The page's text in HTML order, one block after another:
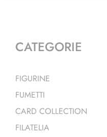
CATEGORIE
FIGURINE
FUMETTI
CARD COLLECTION
FILATELIA